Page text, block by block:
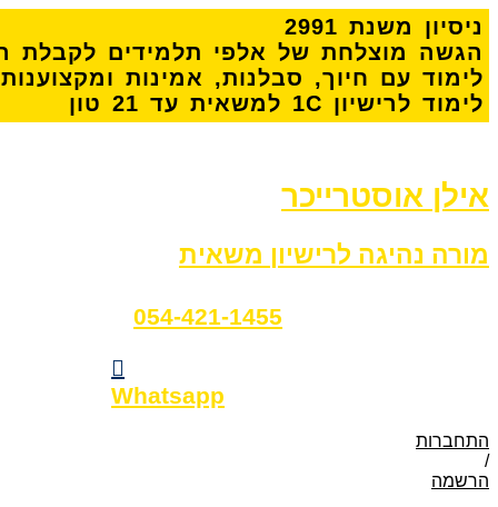
דלג
לתוכן
ניסיון משנת 2991
הגשה מוצלחת של אלפי תלמידים לקבלת
לימוד עם חיוך, סבלנות, אמינות ומקצוענות
לימוד לרישיון 1C למשאית עד 21 טון
אילן אוסטרייכר
מורה נהיגה לרישיון משאית
054-421-1455
Whatsapp
התחברות
/
הרשמה